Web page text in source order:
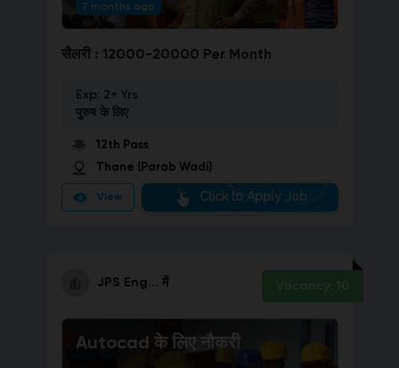
7 months ago
सैलरी : 12000-20000 Per Month
Exp: 2+ Yrs
पुरुष के लिए
12th Pass
Thane (Parab Wadi)
View Click to Apply Job
JPS Eng... में
Autocad के लिए नौकरी